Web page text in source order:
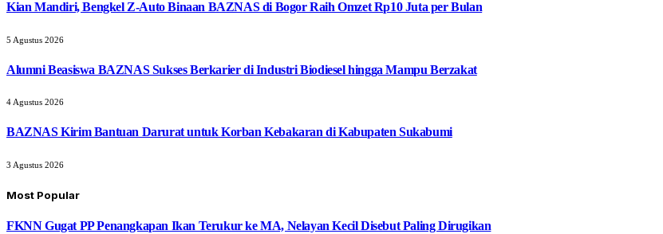
Kian Mandiri, Bengkel Z-Auto Binaan BAZNAS di Bogor Raih Omzet Rp10 Juta per Bulan
5 Agustus 2026
Alumni Beasiswa BAZNAS Sukses Berkarier di Industri Biodiesel hingga Mampu Berzakat
4 Agustus 2026
BAZNAS Kirim Bantuan Darurat untuk Korban Kebakaran di Kabupaten Sukabumi
3 Agustus 2026
Most Popular
FKNN Gugat PP Penangkapan Ikan Terukur ke MA, Nelayan Kecil Disebut Paling Dirugikan